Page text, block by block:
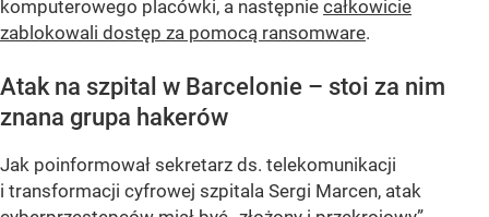
komputerowego placówki, a następnie całkowicie
zablokowali dostęp za pomocą ransomware.
Atak na szpital w Barcelonie – stoi za nim
znana grupa hakerów
Jak poinformował sekretarz ds. telekomunikacji
i transformacji cyfrowej szpitala Sergi Marcen, atak